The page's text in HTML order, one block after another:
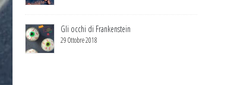
Gli occhi di Frankenstein
29 Ottobre 2018